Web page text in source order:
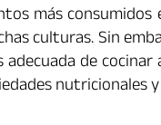
más
culturas. Sin
adecuada de
nutricionales